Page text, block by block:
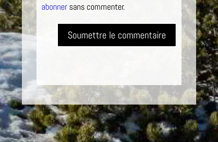
abonnersans commenter.
Soumettre le commentaire